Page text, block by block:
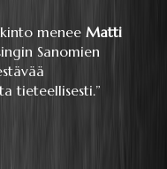
menee Matti
Sanomien
tieteellisesti.”